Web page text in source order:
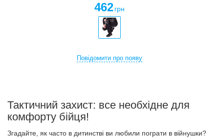
462 грн
Повідомити про появу
Тактичний захист: все необхідне для
комфорту бійця!
Згадайте, як часто в дитинстві ви любили пограти в війнушки?